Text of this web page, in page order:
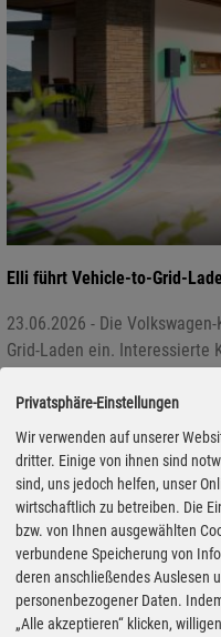
Elli führt Vehicle-to-Grid-
23.06.2026 - Die
Grid-Laden ein. Interessierte
Stromnetz unverbindlich
Kürze starten und richtet
entsprechend für
Cupra. Deutschlandweit sind
rund 360.000 Fahrzeuge.
Privatsphäre-Einstellungen
Wir verwenden auf unserer
dritter. Einige von ihnen sind
sind, uns jedoch helfen, unser
wirtschaftlich zu betreiben. Die
bzw. von Ihnen ausgewählten
verbundene Speicherung von
deren anschließendes Auslesen
personenbezogener Daten.
„Alle akzeptieren“ klicken,